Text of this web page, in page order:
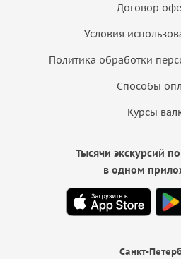
Договор
Условия
Политика обработки
Способы
Курсы
Санкт-
Тысячи экскурсий
в одном